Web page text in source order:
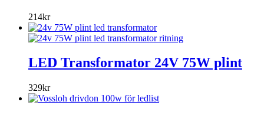
214kr
LED Transformator 24V 75W plint
329kr